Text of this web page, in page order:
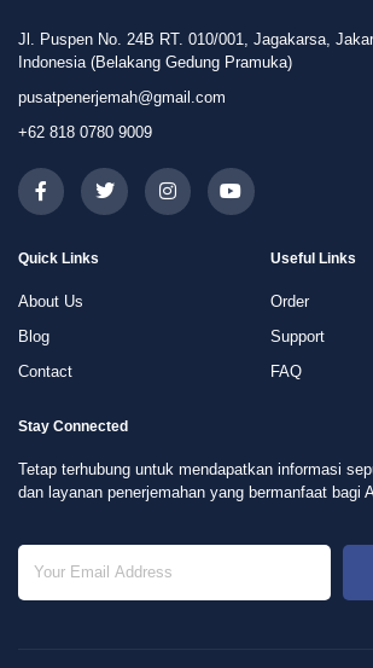
Jl. Puspen No. 24B RT. 010/001, Jagakarsa,
Indonesia (Belakang Gedung Pramuka)
pusatpenerjemah@gmail.com
+62 818 0780 9009
Quick Links
About Us
Blog
Contact
Useful Links
Order
Support
FAQ
Stay Connected
Tetap terhubung untuk mendapatkan informasi
dan layanan penerjemahan yang bermanfaat bagi